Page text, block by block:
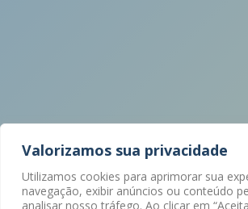
Valorizamos sua privacidade
Utilizamos cookies para aprimorar sua
navegação, exibir anúncios ou conteúdo
analisar nosso tráfego. Ao clicar em